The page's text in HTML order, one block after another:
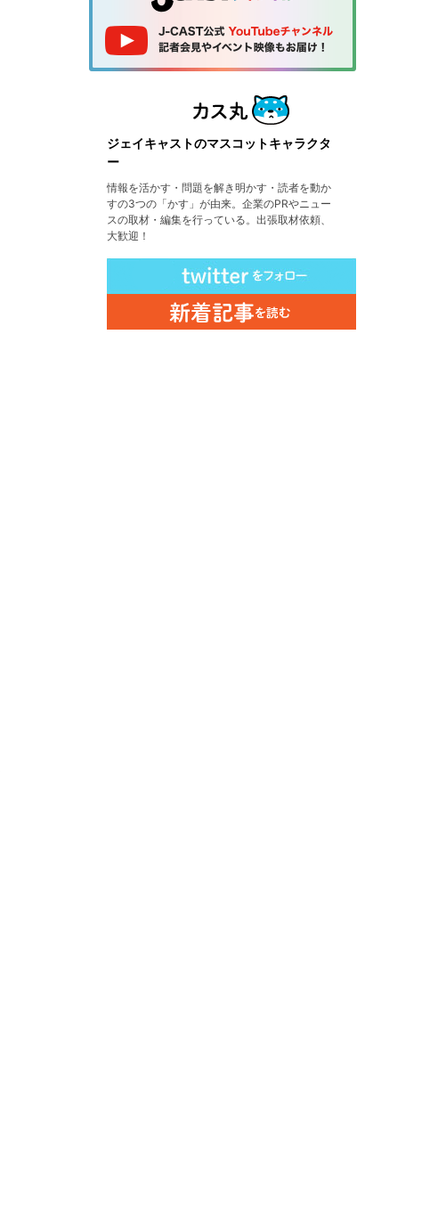
ジェイキャストのマスコットキャラクタ
ー
情報を活かす・問題を解き明かす・読者を動か
すの3つの「かす」が由来。企業のPRやニュー
スの取材・編集を行っている。出張取材依頼、
大歓迎！